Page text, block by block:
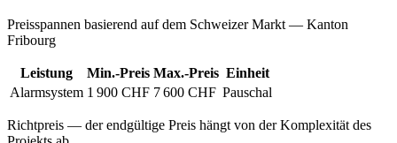
Preisspannen basierend auf dem Schweizer Markt — Kanton
Fribourg
Leistung Min.-Preis Max.-Preis Einheit
Alarmsystem 1 900 CHF 7 600 CHF Pauschal
Richtpreis — der endgültige Preis hängt von der Komplexität des